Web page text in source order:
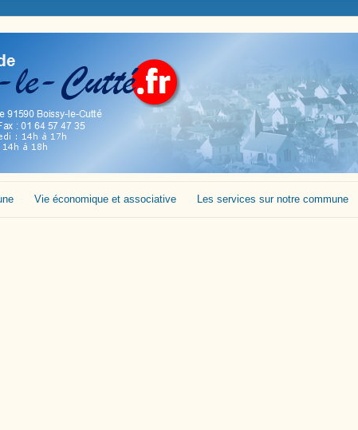
Vie économique et associative Les services sur notre commune